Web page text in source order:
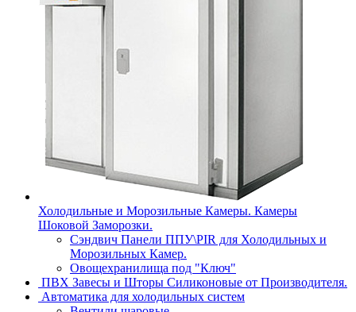
Холодильные и Морозильные Камеры. Камеры
Шоковой Заморозки.
Сэндвич Панели ППУ\PIR для Холодильных и
Морозильных Камер.
Овощехранилища под "Ключ"
ПВХ Завесы и Шторы Силиконовые от Производителя.
Автоматика для холодильных систем